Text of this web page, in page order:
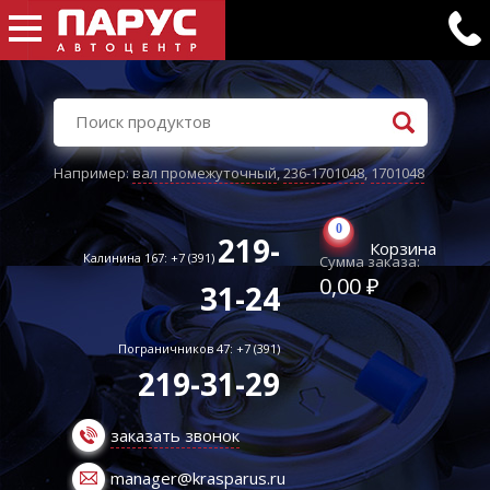
Например:вал промежуточный,236-1701048,1701048
Калинина 167: +7 (391) 219-
31-24
Пограничников 47: +7 (391)
219-31-29
заказать звонок
manager@krasparus.ru
0
Корзина
Сумма заказа:
0,00 ₽